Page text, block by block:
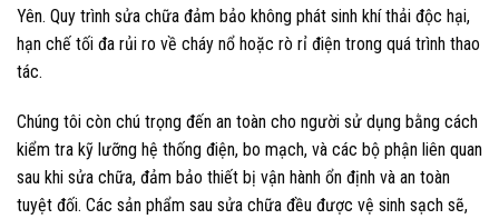
Yên. Quy trình sửa chữa đảm bảo không phát sinh khí thải độc hại,
hạn chế tối đa rủi ro về cháy nổ hoặc rò rỉ điện trong quá trình thao
tác.
Chúng tôi còn chú trọng đến an toàn cho người sử dụng bằng cách
kiểm tra kỹ lưỡng hệ thống điện, bo mạch, và các bộ phận liên quan
sau khi sửa chữa, đảm bảo thiết bị vận hành ổn định và an toàn
tuyệt đối. Các sản phẩm sau sửa chữa đều được vệ sinh sạch sẽ,